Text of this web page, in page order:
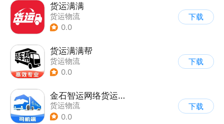
货运满满
货运物流
0.0
下载
货运满满帮
货运物流
0.0
下载
金石智运网络货运平台
货运物流
0.0
下载